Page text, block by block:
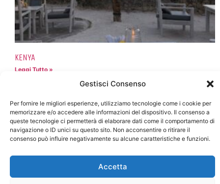
Gestisci Consenso
Per fornire le migliori esperienze, utilizziamo tecnologie come i cookie per
memorizzare e/o accedere alle informazioni del dispositivo. Il consenso a
queste tecnologie ci permetterà di elaborare dati come il comportamento di
navigazione o ID unici su questo sito. Non acconsentire o ritirare il
consenso può influire negativamente su alcune caratteristiche e funzioni.
Accetta
KENYA
Leggi Tutto »